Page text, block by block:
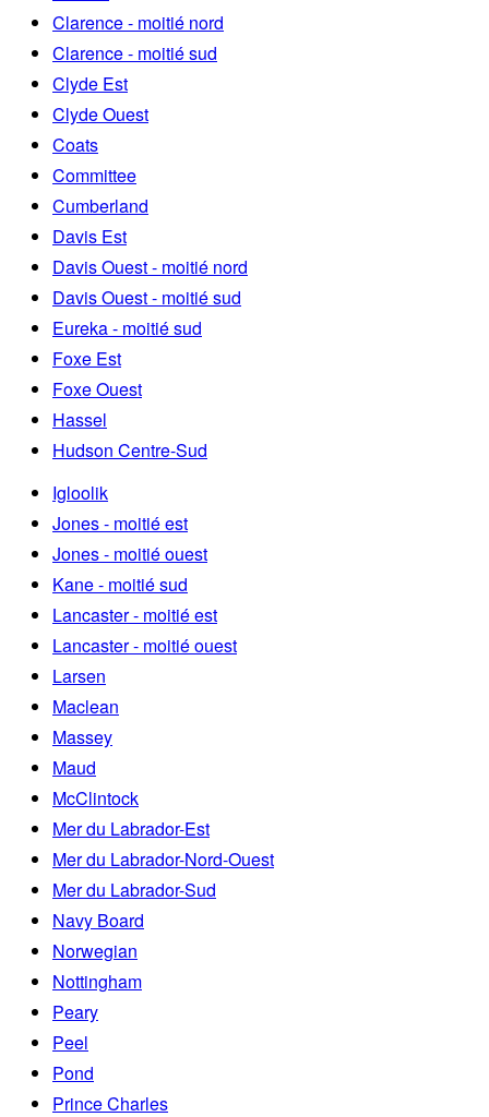
Clarence - moitié nord
Clarence - moitié sud
Clyde Est
Clyde Ouest
Coats
Committee
Cumberland
Davis Est
Davis Ouest - moitié nord
Davis Ouest - moitié sud
Eureka - moitié sud
Foxe Est
Foxe Ouest
Hassel
Hudson Centre-Sud
Igloolik
Jones - moitié est
Jones - moitié ouest
Kane - moitié sud
Lancaster - moitié est
Lancaster - moitié ouest
Larsen
Maclean
Massey
Maud
McClintock
Mer du Labrador-Est
Mer du Labrador-Nord-Ouest
Mer du Labrador-Sud
Navy Board
Norwegian
Nottingham
Peary
Peel
Pond
Prince Charles